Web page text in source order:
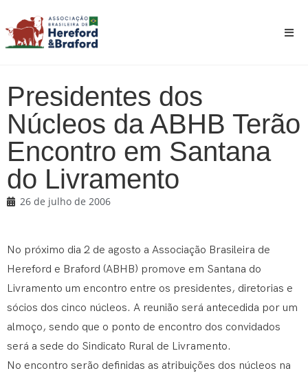
Presidentes dos
Núcleos da ABHB Terão
Encontro em Santana
do Livramento
26 de julho de 2006
No próximo dia 2 de agosto a Associação Brasileira de
Hereford e Braford (ABHB) promove em Santana do
Livramento um encontro entre os presidentes, diretorias e
sócios dos cinco núcleos. A reunião será antecedida por um
almoço, sendo que o ponto de encontro dos convidados
será a sede do Sindicato Rural de Livramento.
No encontro serão definidas as atribuições dos núcleos na